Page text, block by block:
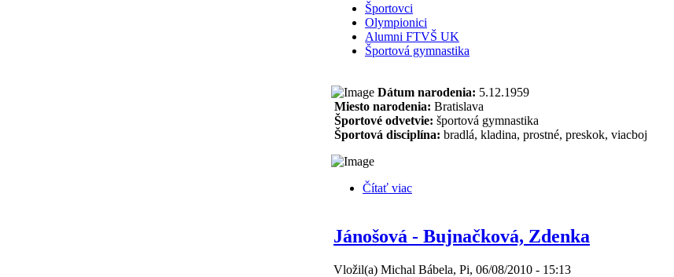
Športovci
Olympionici
Alumni FTVŠ UK
Športová gymnastika
Dátum narodenia: 5.12.1959
Miesto narodenia: Bratislava
Športové odvetvie: športová gymnastika
Športová disciplína: bradlá, kladina, prostné, preskok, viacboj
Čítať viac
Jánošová - Bujnačková, Zdenka
Vložil(a) Michal Bábela, Pi, 06/08/2010 - 15:13